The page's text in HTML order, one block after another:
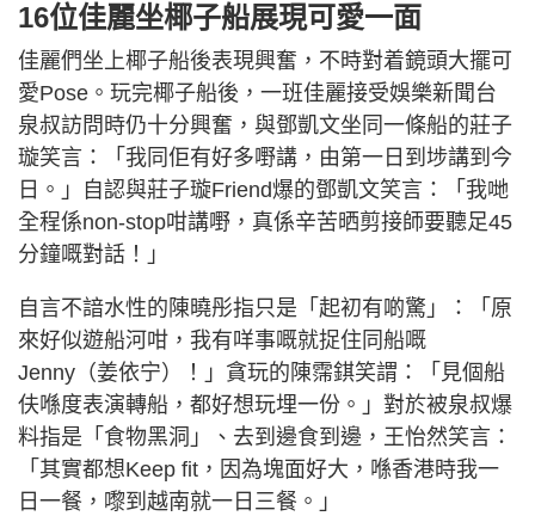
16位佳麗坐椰子船展現可愛一面
佳麗們坐上椰子船後表現興奮，不時對着鏡頭大擺可
愛Pose。玩完椰子船後，一班佳麗接受娛樂新聞台
泉叔訪問時仍十分興奮，與鄧凱文坐同一條船的莊子
璇笑言：「我同佢有好多嘢講，由第一日到埗講到今
日。」自認與莊子璇Friend爆的鄧凱文笑言：「我哋
全程係non-stop咁講嘢，真係辛苦晒剪接師要聽足45
分鐘嘅對話！」
自言不諳水性的陳曉彤指只是「起初有啲驚」：「原
來好似遊船河咁，我有咩事嘅就捉住同船嘅
Jenny（姜依宁）！」貪玩的陳霈錤笑謂：「見個船
伕喺度表演轉船，都好想玩埋一份。」對於被泉叔爆
料指是「食物黑洞」、去到邊食到邊，王怡然笑言：
「其實都想Keep fit，因為塊面好大，喺香港時我一
日一餐，嚟到越南就一日三餐。」